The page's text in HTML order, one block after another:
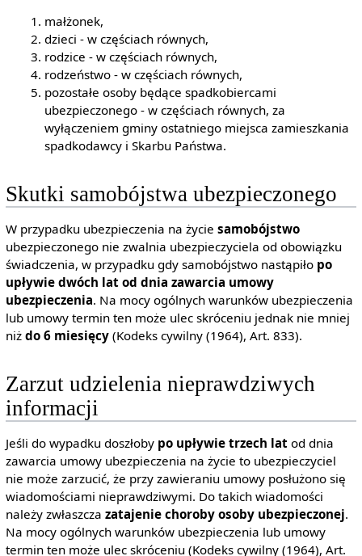
małżonek,
dzieci - w częściach równych,
rodzice - w częściach równych,
rodzeństwo - w częściach równych,
pozostałe osoby będące spadkobiercami
ubezpieczonego - w częściach równych, za
wyłączeniem gminy ostatniego miejsca zamieszkania
spadkodawcy i Skarbu Państwa.
Skutki samobójstwa ubezpieczonego
W przypadku ubezpieczenia na życie samobójstwo
ubezpieczonego nie zwalnia ubezpieczyciela od obowiązku
świadczenia, w przypadku gdy samobójstwo nastąpiło po
upływie dwóch lat od dnia zawarcia umowy
ubezpieczenia. Na mocy ogólnych warunków ubezpieczenia
lub umowy termin ten może ulec skróceniu jednak nie mniej
niż do 6 miesięcy(Kodeks cywilny (1964), Art. 833).
Zarzut udzielenia nieprawdziwych
informacji
Jeśli do wypadku doszłoby po upływie trzech latod dnia
zawarcia umowy ubezpieczenia na życie to ubezpieczyciel
nie może zarzucić, że przy zawieraniu umowy posłużono się
wiadomościami nieprawdziwymi. Do takich wiadomości
należy zwłaszcza zatajenie choroby osoby ubezpieczonej.
Na mocy ogólnych warunków ubezpieczenia lub umowy
termin ten może ulec skróceniu (Kodeks cywilny (1964), Art.